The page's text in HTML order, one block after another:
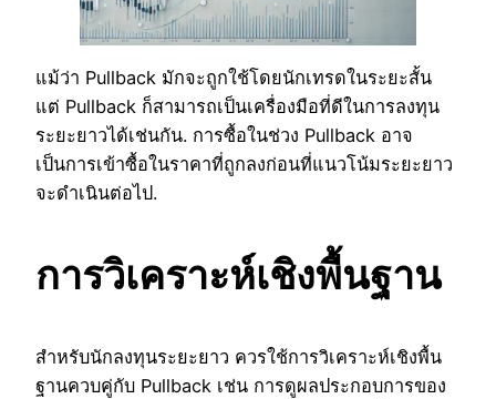
แม้ว่า Pullback มักจะถูกใช้โดยนักเทรดในระยะสั้น
แต่ Pullback ก็สามารถเป็นเครื่องมือที่ดีในการลงทุน
ระยะยาวได้เช่นกัน. การซื้อในช่วง Pullback อาจ
เป็นการเข้าซื้อในราคาที่ถูกลงก่อนที่แนวโน้มระยะยาว
จะดำเนินต่อไป.
การวิเคราะห์เชิงพื้นฐาน
สำหรับนักลงทุนระยะยาว ควรใช้การวิเคราะห์เชิงพื้น
ฐานควบคู่กับ Pullback เช่น การดูผลประกอบการของ